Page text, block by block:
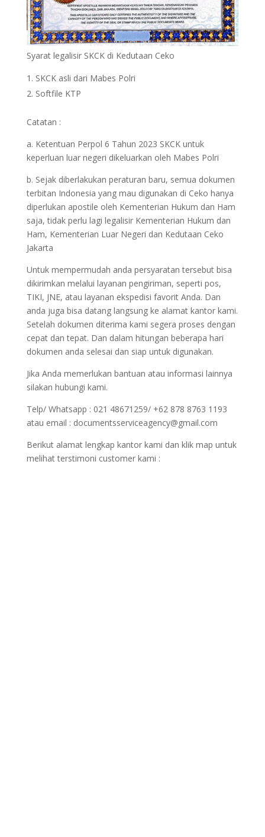
Syarat legalisir SKCK di Kedutaan Ceko
SKCK asli dari Mabes Polri
Softfile KTP
Catatan :
a. Ketentuan Perpol 6 Tahun 2023 SKCK untuk
keperluan luar negeri dikeluarkan oleh Mabes Polri
b. Sejak diberlakukan peraturan baru, semua dokumen
terbitan Indonesia yang mau digunakan di Ceko hanya
diperlukan apostile oleh Kementerian Hukum dan Ham
saja, tidak perlu lagi legalisir Kementerian Hukum dan
Ham, Kementerian Luar Negeri dan Kedutaan Ceko
Jakarta
Untuk mempermudah anda persyaratan tersebut bisa
dikirimkan melalui layanan pengiriman, seperti pos,
TIKI, JNE, atau layanan ekspedisi favorit Anda. Dan
anda juga bisa datang langsung ke alamat kantor kami.
Setelah dokumen diterima kami segera proses dengan
cepat dan tepat. Dan dalam hitungan beberapa hari
dokumen anda selesai dan siap untuk digunakan.
Jika Anda memerlukan bantuan atau informasi lainnya
silakan hubungi kami.
Telp/ Whatsapp : 021 48671259/ +62 878 8763 1193
atau email : documentsserviceagency@gmail.com
Berikut alamat lengkap kantor kami dan klik map untuk
melihat terstimoni customer kami :